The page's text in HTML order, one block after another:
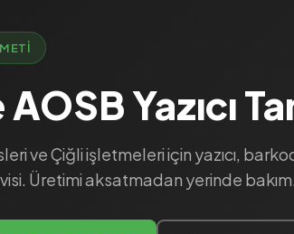
Yazıcı
ve Çiğli işletmeleri için yazıcı,
Üretimi aksatmadan yerinde bakım.